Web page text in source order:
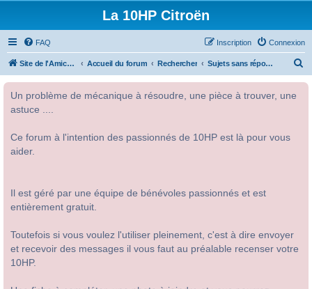
La 10HP Citroën
FAQ Connexion
Inscription
Site de l'Amicale Citroën 10HP Accueil du forum Rechercher Sujets sans réponse
Un problème de mécanique à résoudre, une pièce à trouver, une
astuce ....
Ce forum à l'intention des passionnés de 10HP est là pour vous
aider.
Il est géré par une équipe de bénévoles passionnés et est
entièrement gratuit.
Toutefois si vous voulez l'utiliser pleinement, c'est à dire envoyer
et recevoir des messages il vous faut au préalable recenser votre
10HP.